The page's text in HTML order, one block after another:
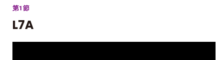
第1節
L7A